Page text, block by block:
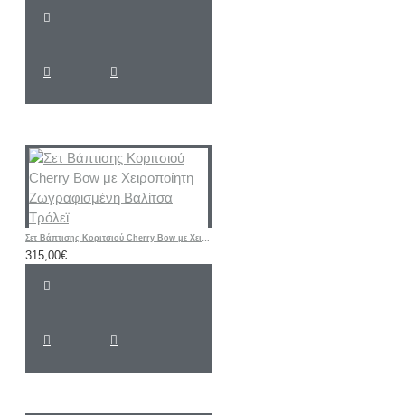
Σετ Βάπτισης Κοριτσιού Cherry Bow με Χειροποίητη Ζωγραφισμένη Βαλίτσα Τρόλεϊ
315,00€